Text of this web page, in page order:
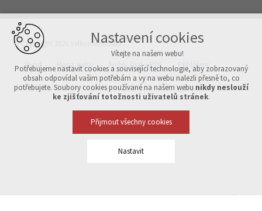
© Copyright 2026 Velkomeziříčsko
Úvod Mapa webu Archiv čísel v PDF Přihlášení
Vytvořeno v xart.cz
Nastavení cookies
Vítejte na našem webu!
Potřebujeme nastavit cookies a související technologie, aby zobrazovaný
obsah odpovídal vašim potřebám a vy na webu nalezli přesně to, co
potřebujete. Soubory cookies používané na našem webu nikdy neslouží
ke zjišťování totožnosti uživatelů stránek.
Přijmout všechny cookies
Nastavit